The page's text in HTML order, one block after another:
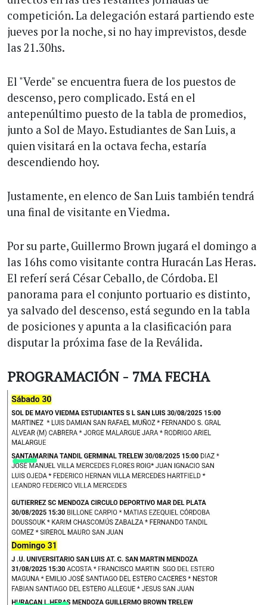
competición. La delegación estará partiendo este
jueves por la noche, si no hay imprevistos, desde
las 21.30hs.
El "Verde" se encuentra fuera de los puestos de
descenso, pero complicado. Está en el
antepenúltimo puesto de la tabla de promedios,
junto a Sol de Mayo. Estudiantes de San Luis, a
quien visitará en la octava fecha, estaría
descendiendo hoy.
Justamente, en elenco de San Luis también tendrá
una final de visitante en Viedma.
Por su parte, Guillermo Brown jugará el domingo a
las 16hs como visitante contra Huracán Las Heras.
El referí será César Ceballo, de Córdoba. El
panorama para el conjunto portuario es distinto,
ya salvado del descenso, está segundo en la tabla
de posiciones y apunta a la clasificación para
disputar la próxima fase de la Reválida.
PROGRAMACIÓN - 7MA FECHA